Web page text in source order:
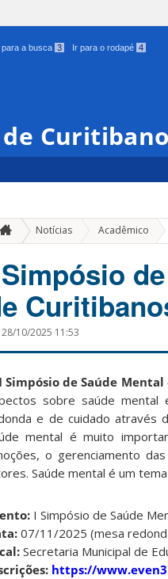
para a busca 3 Ir para o rodapé 4
Notícias Acadêmico »
28/10/2025 11:53
I Simpósio de Saúde Mental
sobre saúde mental
e de cuidado através
mental é muito
o gerenciamento
Saúde mental é um
I Simpósio de Saúde
07/11/2025 (mesa
Secretaria Municipal de
https://